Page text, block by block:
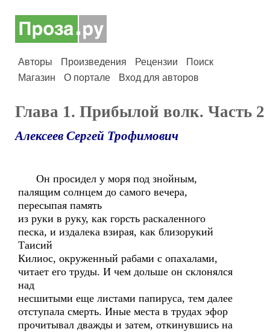
Авторы Произведения Рецензии
Поиск
Магазин
О портале Вход для авторов
Глава 1. Прибылой волк. Часть 2
Алексеев Сергей Трофимович
Он просидел у моря под знойным,
палящим солнцем до самого вечера,
пересыпая память
из руки в руку, как горсть раскаленного
песка, и издалека взирая, как близорукий
Таисий
Килиос, окруженный рабами с опахалами,
читает его труды. И чем дольше он склонялся
над
несшитыми еще листами папируса, тем далее
отступала смерть. Иные места в трудах эфор
прочитывал дважды и затем, откинувшись на